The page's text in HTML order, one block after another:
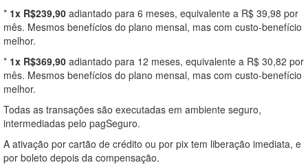
* 1x R$239,90 adiantado para 6 meses, equivalente a R$ 39,98 por
mês. Mesmos benefícios do plano mensal, mas com custo-benefício
melhor.
* 1x R$369,90 adiantado para 12 meses, equivalente a R$ 30,82 por
mês. Mesmos benefícios do plano mensal, mas com custo-benefício
melhor.
Todas as transações são executadas em ambiente seguro,
intermediadas pelo pagSeguro.
A ativação por cartão de crédito ou por pix tem liberação imediata, e
por boleto depois da compensação.